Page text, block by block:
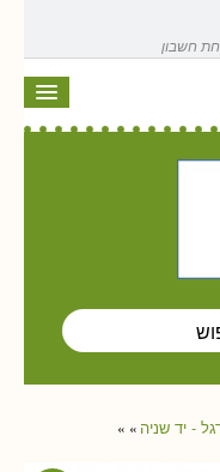
חשבון
»
» - יד שניה